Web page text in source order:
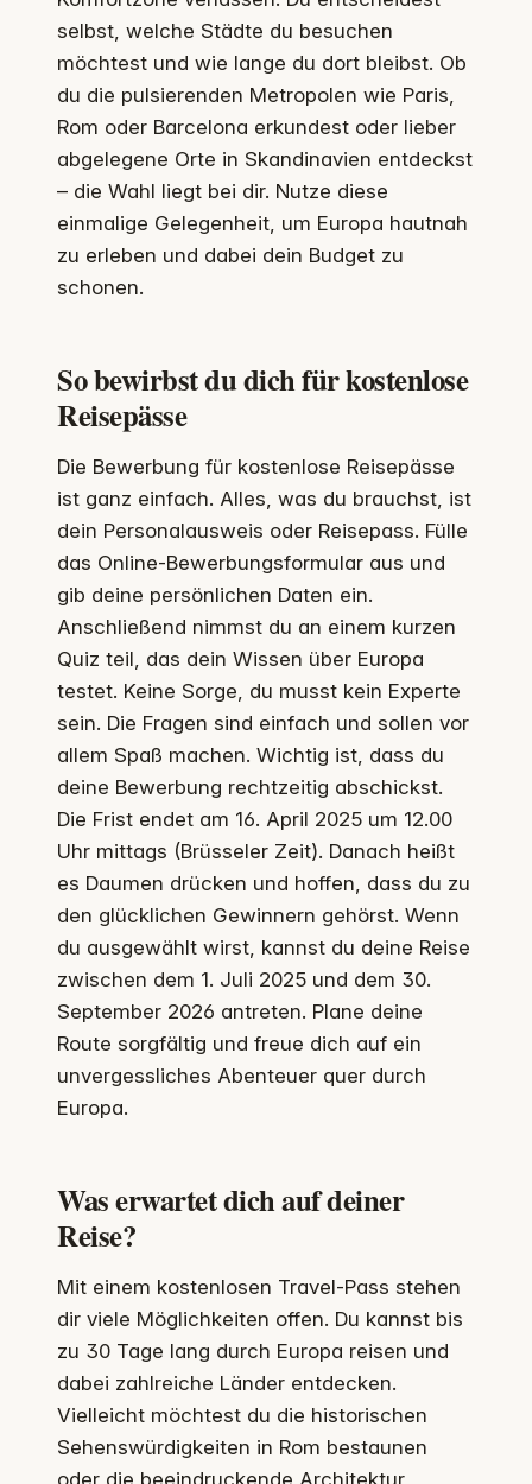
selbst, welche Städte du besuchen
möchtest und wie lange du dort bleibst. Ob
du die pulsierenden Metropolen wie Paris,
Rom oder Barcelona erkundest oder lieber
abgelegene Orte in Skandinavien entdeckst
– die Wahl liegt bei dir. Nutze diese
einmalige Gelegenheit, um Europa hautnah
zu erleben und dabei dein Budget zu
schonen.
So bewirbst du dich für kostenlose
Reisepässe
Die Bewerbung für kostenlose Reisepässe
ist ganz einfach. Alles, was du brauchst, ist
dein Personalausweis oder Reisepass. Fülle
das Online-Bewerbungsformular aus und
gib deine persönlichen Daten ein.
Anschließend nimmst du an einem kurzen
Quiz teil, das dein Wissen über Europa
testet. Keine Sorge, du musst kein Experte
sein. Die Fragen sind einfach und sollen vor
allem Spaß machen. Wichtig ist, dass du
deine Bewerbung rechtzeitig abschickst.
Die Frist endet am 16. April 2025 um 12.00
Uhr mittags (Brüsseler Zeit). Danach heißt
es Daumen drücken und hoffen, dass du zu
den glücklichen Gewinnern gehörst. Wenn
du ausgewählt wirst, kannst du deine Reise
zwischen dem 1. Juli 2025 und dem 30.
September 2026 antreten. Plane deine
Route sorgfältig und freue dich auf ein
unvergessliches Abenteuer quer durch
Europa.
Was erwartet dich auf deiner
Reise?
Mit einem kostenlosen Travel-Pass stehen
dir viele Möglichkeiten offen. Du kannst bis
zu 30 Tage lang durch Europa reisen und
dabei zahlreiche Länder entdecken.
Vielleicht möchtest du die historischen
Sehenswürdigkeiten in Rom bestaunen